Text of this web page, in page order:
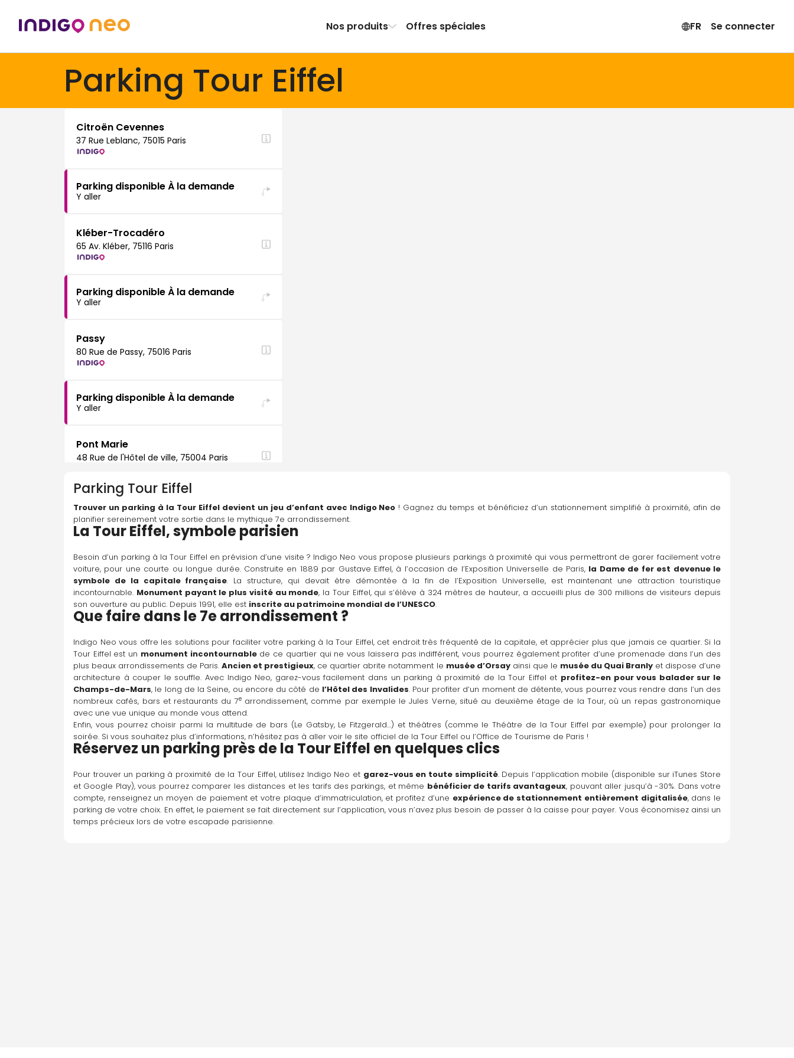
Nos produits Offres spéciales FR Se connecter
Parking Tour Eiffel
Citroën Cevennes
37 Rue Leblanc, 75015 Paris
Parking disponible À la demande
Y aller
Kléber-Trocadéro
65 Av. Kléber, 75116 Paris
Parking disponible À la demande
Y aller
Passy
80 Rue de Passy, 75016 Paris
Parking disponible À la demande
Y aller
Pont Marie
48 Rue de l'Hôtel de ville, 75004 Paris
Parking disponible À la demande
Y aller
17 Rue du Ranelagh, 75016 Paris
Parking disponible À la demande
Y aller
Parking Tour Eiffel
Trouver un parking à la Tour Eiffel devient un jeu d’enfant avec Indigo Neo ! Gagnez du temps et bénéficiez d’un stationnement simplifié à proximité, afin de
planifier sereinement votre sortie dans le mythique 7e arrondissement.
La Tour Eiffel, symbole parisien
Besoin d’un parking à la Tour Eiffel en prévision d’une visite ? Indigo Neo vous propose plusieurs parkings à proximité qui vous permettront de garer facilement votre
voiture, pour une courte ou longue durée. Construite en 1889 par Gustave Eiffel, à l’occasion de l’Exposition Universelle de Paris, la Dame de fer est devenue le
symbole de la capitale française. La structure, qui devait être démontée à la fin de l’Exposition Universelle, est maintenant une attraction touristique
incontournable. Monument payant le plus visité au monde, la Tour Eiffel, qui s’élève à 324 mètres de hauteur, a accueilli plus de 300 millions de visiteurs depuis
son ouverture au public. Depuis 1991, elle est inscrite au patrimoine mondial de l’UNESCO.
Que faire dans le 7e arrondissement ?
Indigo Neo vous offre les solutions pour faciliter votre parking à la Tour Eiffel, cet endroit très fréquenté de la capitale, et apprécier plus que jamais ce quartier. Si la
Tour Eiffel est un monument incontournable de ce quartier qui ne vous laissera pas indifférent, vous pourrez également profiter d’une promenade dans l’un des
plus beaux arrondissements de Paris. Ancien et prestigieux, ce quartier abrite notamment le musée d’Orsay ainsi que le musée du Quai Branly et dispose d’une
architecture à couper le souffle. Avec Indigo Neo, garez-vous facilement dans un parking à proximité de la Tour Eiffel et profitez-en pour vous balader sur le
Champs-de-Mars, le long de la Seine, ou encore du côté de l’Hôtel des Invalides. Pour profiter d’un moment de détente, vous pourrez vous rendre dans l’un des
nombreux cafés, bars et restaurants du 7e arrondissement, comme par exemple le Jules Verne, situé au deuxième étage de la Tour, où un repas gastronomique
avec une vue unique au monde vous attend.
Enfin, vous pourrez choisir parmi la multitude de bars (Le Gatsby, Le Fitzgerald…) et théâtres (comme le Théâtre de la Tour Eiffel par exemple) pour prolonger la
soirée. Si vous souhaitez plus d’informations, n’hésitez pas à aller voir le site officiel de la Tour Eiffel ou l’Office de Tourisme de Paris !
Réservez un parking près de la Tour Eiffel en quelques clics
Pour trouver un parking à proximité de la Tour Eiffel, utilisez Indigo Neo et garez-vous en toute simplicité. Depuis l’application mobile (disponible sur iTunes Store
et Google Play), vous pourrez comparer les distances et les tarifs des parkings, et même bénéficier de tarifs avantageux, pouvant aller jusqu’à -30%. Dans votre
compte, renseignez un moyen de paiement et votre plaque d’immatriculation, et profitez d’une expérience de stationnement entièrement digitalisée, dans le
parking de votre choix. En effet, le paiement se fait directement sur l’application, vous n’avez plus besoin de passer à la caisse pour payer. Vous économisez ainsi un
temps précieux lors de votre escapade parisienne.